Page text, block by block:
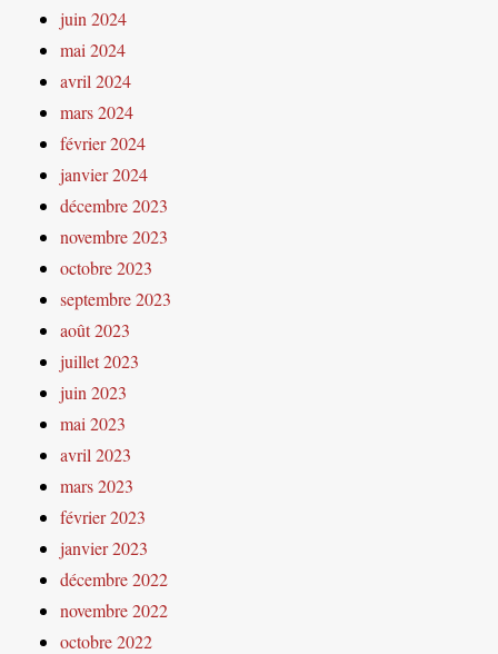
juin 2024
mai 2024
avril 2024
mars 2024
février 2024
janvier 2024
décembre 2023
novembre 2023
octobre 2023
septembre 2023
août 2023
juillet 2023
juin 2023
mai 2023
avril 2023
mars 2023
février 2023
janvier 2023
décembre 2022
novembre 2022
octobre 2022